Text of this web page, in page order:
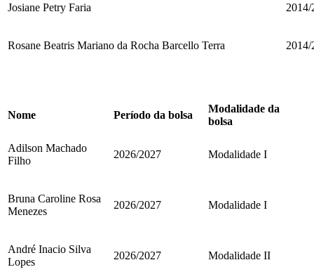
Josiane Petry Faria 2014/
Rosane Beatris Mariano da Rocha Barcello Terra 2014/
Nome Período da bolsa
Modalidade da
bolsa
Adilson Machado
Filho
2026/2027 Modalidade I
Bruna Caroline Rosa
Menezes
2026/2027 Modalidade I
André Inacio Silva
Lopes
2026/2027 Modalidade II